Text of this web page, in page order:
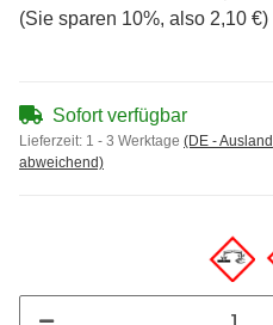
(Sie sparen 10%, also 2,10 €)
Sofort verfügbar
Lieferzeit: 1 - 3 Werktage (DE - Ausland
abweichend)